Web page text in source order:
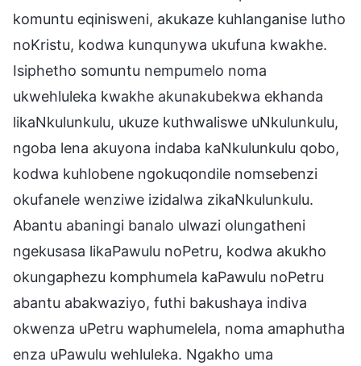
komuntu eqinisweni, akukaze kuhlanganise lutho
noKristu, kodwa kunqunywa ukufuna kwakhe.
Isiphetho somuntu nempumelo noma
ukwehluleka kwakhe akunakubekwa ekhanda
likaNkulunkulu, ukuze kuthwaliswe uNkulunkulu,
ngoba lena akuyona indaba kaNkulunkulu qobo,
kodwa kuhlobene ngokuqondile nomsebenzi
okufanele wenziwe izidalwa zikaNkulunkulu.
Abantu abaningi banalo ulwazi olungatheni
ngekusasa likaPawulu noPetru, kodwa akukho
okungaphezu komphumela kaPawulu noPetru
abantu abakwaziyo, futhi bakushaya indiva
okwenza uPetru waphumelela, noma amaphutha
enza uPawulu wehluleka. Ngakho uma